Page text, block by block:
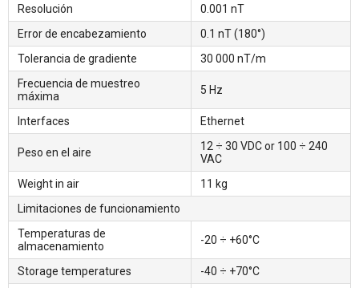
Resolución
0.001 nT
Error de encabezamiento
0.1 nT (180°)
Tolerancia de gradiente
30 000 nT/m
Frecuencia de muestreo
máxima
5 Hz
Interfaces Ethernet
Peso en el aire
12 ÷ 30 VDC or 100 ÷ 240
VAC
Weight in air
11 kg
Limitaciones de funcionamiento
Temperaturas de
almacenamiento
-20 ÷ +60°C
Storage temperatures
-40 ÷ +70°C